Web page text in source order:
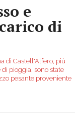
e
di
di Castell'Alfero, più
pioggia, sono state
pesante proveniente